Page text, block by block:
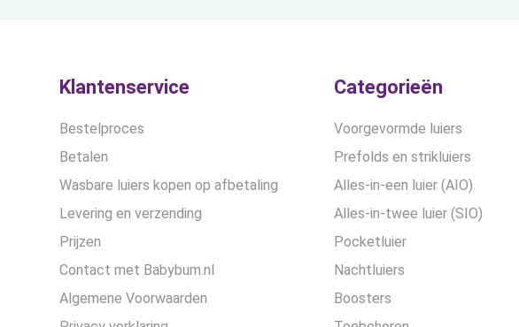
Klantenservice
Bestelproces
Betalen
Wasbare luiers kopen op afbetaling
Levering en verzending
Prijzen
Contact met Babybum.nl
Algemene Voorwaarden
Categorieën
Voorgevormde luiers
Prefolds en strikluiers
Alles-in-een luier (AIO)
Alles-in-twee luier (SIO)
Pocketluier
Nachtluiers
Boosters